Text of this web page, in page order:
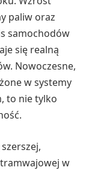
paliw oraz
samochodów
się realną
Nowoczesne,
w systemy
to nie tylko
w